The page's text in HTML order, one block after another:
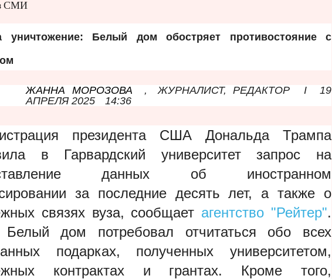
СМИ
уничтожение: Белый дом обостряет противостояние с
ЖАННА МОРОЗОВА , ЖУРНАЛИСТ, РЕДАКТОР I
19
АПРЕЛЯ 2025
14:36
президента США Дональда Трампа
в Гарвардский университет запрос на
данных об иностранном
за последние десять лет, а также о
связях вуза, сообщает агентство "Рейтер".
Белый дом потребовал отчитаться обо всех
подарках, полученных университетом,
контрактах и грантах. Кроме того,